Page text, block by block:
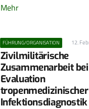
Mehr
FÜHRUNG/ORGANISATION 12.
Zivilmilitärische
Zusammenarbeit
Evaluation
tropenmedizinischer
Infektionsdiagnostik